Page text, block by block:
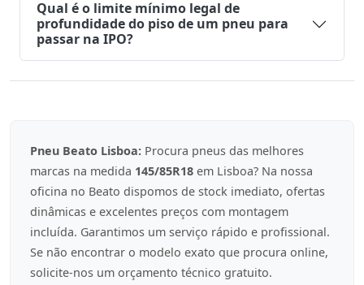
Qual é o limite mínimo legal de
profundidade do piso de um pneu para
passar na IPO?
Pneu Beato Lisboa: Procura pneus das melhores
marcas na medida 145/85R18 em Lisboa? Na nossa
oficina no Beato dispomos de stock imediato, ofertas
dinâmicas e excelentes preços com montagem
incluída. Garantimos um serviço rápido e profissional.
Se não encontrar o modelo exato que procura online,
solicite-nos um orçamento técnico gratuito.